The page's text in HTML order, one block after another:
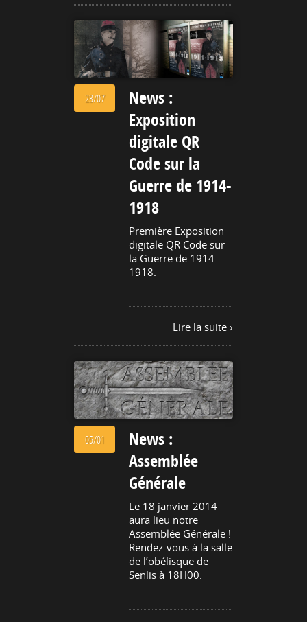
23/07
News :
Exposition
digitale QR
Code sur la
Guerre de 1914-
1918
Première Exposition
digitale QR Code sur
la Guerre de 1914-
1918.
Lire la suite ›
05/01
News :
Assemblée
Générale
Le 18 janvier 2014
aura lieu notre
Assemblée Générale !
Rendez-vous à la salle
de l’obélisque de
Senlis à 18H00.